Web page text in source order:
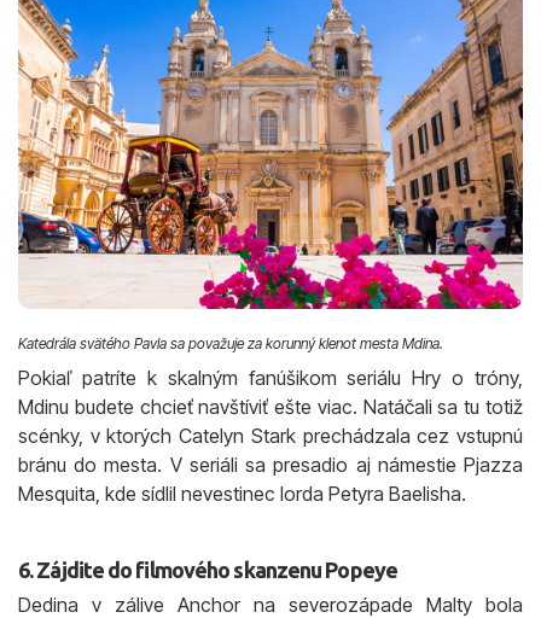
Katedrála svätého Pavla sa považuje za korunný klenot mesta Mdina.
Pokiaľ patríte k skalným fanúšikom seriálu Hry o tróny,
Mdinu budete chcieť navštíviť ešte viac. Natáčali sa tu totiž
scénky, v ktorých Catelyn Stark prechádzala cez vstupnú
bránu do mesta. V seriáli sa presadio aj námestie Pjazza
Mesquita, kde sídlil nevestinec lorda Petyra Baelisha.
6. Zájdite do filmového skanzenu Popeye
Dedina v zálive Anchor na severozápade Malty bola